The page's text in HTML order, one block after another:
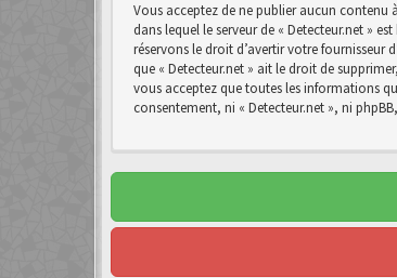
Vous acceptez de ne publier aucun
dans lequel le serveur de « Detecteur.net »
réservons le droit d’avertir votre fournisseur
que « Detecteur.net » ait le droit de
vous acceptez que toutes les informations
consentement, ni « Detecteur.net », ni